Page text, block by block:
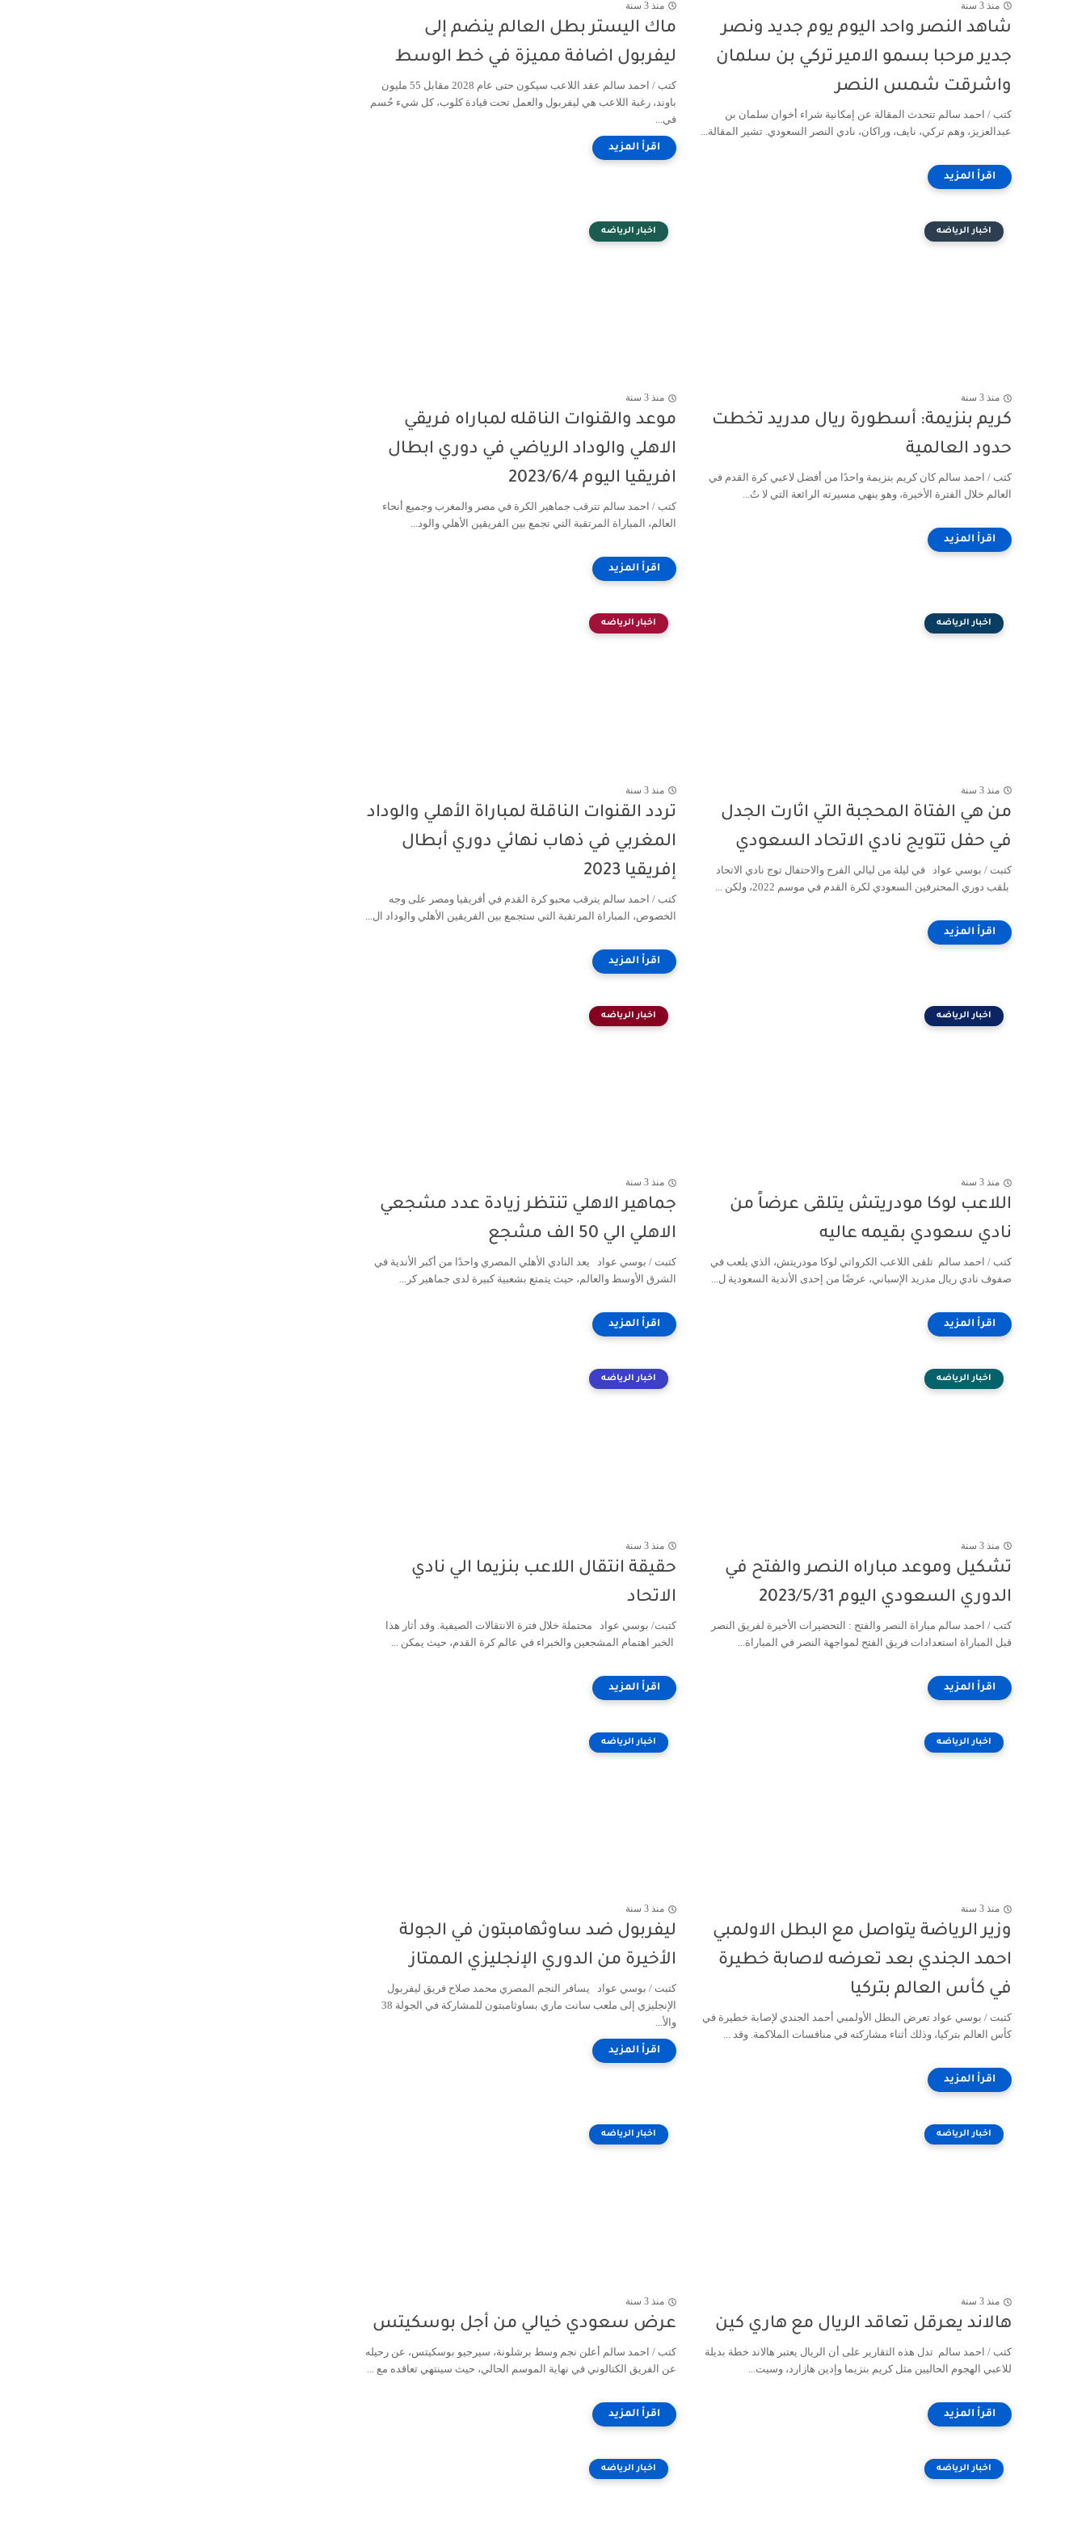
منذ 3 سنة
شاهد النصر واحد اليوم يوم جديد ونصر
جدير مرحبا بسمو الامير تركي بن سلمان
واشرقت شمس النصر
كتب / احمد سالم تتحدث المقالة عن إمكانية شراء أخوان سلمان بن
عبدالعزيز، وهم تركي، نايف، وراكان، نادي النصر السعودي. تشير المقالة...
منذ 3 سنة
ماك اليستر بطل العالم ينضم إلى
ليفربول اضافة مميزة في خط الوسط
كتب / احمد سالم عقد اللاعب سيكون حتى عام 2028 مقابل 55 مليون
باوند، رغبة اللاعب هي ليفربول والعمل تحت قيادة كلوب، كل شيء حُسم
في...
اخبار الرياضه
منذ 3 سنة
كريم بنزيمة: أسطورة ريال مدريد تخطت
حدود العالمية
كتب / احمد سالم كان كريم بنزيمة واحدًا من أفضل لاعبي كرة القدم في
العالم خلال الفترة الأخيرة، وهو ينهي مسيرته الرائعة التي لا تُ...
اخبار الرياضه
منذ 3 سنة
موعد والقنوات الناقله لمباراه فريقي
الاهلي والوداد الرياضي في دوري ابطال
افريقيا اليوم 2023/6/4
كتب / احمد سالم تترقب جماهير الكرة في مصر والمغرب وجميع أنحاء
العالم، المباراة المرتقبة التي تجمع بين الفريقين الأهلي والود...
اخبار الرياضه
منذ 3 سنة
من هي الفتاة المحجبة التي اثارت الجدل
في حفل تتويج نادي الاتحاد السعودي
كتبت / بوسي عواد في ليلة من ليالي الفرح والاحتفال توج نادي الاتحاد
بلقب دوري المحترفين السعودي لكرة القدم في موسم 2022، ولكن ...
اخبار الرياضه
منذ 3 سنة
تردد القنوات الناقلة لمباراة الأهلي والوداد
المغربي في ذهاب نهائي دوري أبطال
إفريقيا 2023
كتب / احمد سالم يترقب محبو كرة القدم في أفريقيا ومصر على وجه
الخصوص، المباراة المرتقبة التي ستجمع بين الفريقين الأهلي والوداد ال...
اخبار الرياضه
منذ 3 سنة
اللاعب لوكا مودريتش يتلقى عرضاً من
نادي سعودي بقيمه عاليه
كتب / احمد سالم تلقى اللاعب الكرواتي لوكا مودريتش، الذي يلعب في
صفوف نادي ريال مدريد الإسباني، عرضًا من إحدى الأندية السعودية ل...
اخبار الرياضه
منذ 3 سنة
جماهير الاهلي تنتظر زيادة عدد مشجعي
الاهلي الي 50 الف مشجع
كتبت / بوسي عواد يعد النادي الأهلي المصري واحدًا من أكبر الأندية في
الشرق الأوسط والعالم، حيث يتمتع بشعبية كبيرة لدى جماهير كر...
اخبار الرياضه
منذ 3 سنة
تشكيل وموعد مباراه النصر والفتح في
الدوري السعودي اليوم 2023/5/31
كتب / احمد سالم ‏مباراة النصر والفتح : التحضيرات الأخيرة لفريق النصر
قبل المباراة استعدادات فريق الفتح لمواجهة النصر في المباراة...
اخبار الرياضه
منذ 3 سنة
حقيقة انتقال اللاعب بنزيما الي نادي
الاتحاد
كتبت/ بوسي عواد محتملة خلال فترة الانتقالات الصيفية. وقد أثار هذا
الخبر اهتمام المشجعين والخبراء في عالم كرة القدم، حيث يمكن ...
اخبار الرياضه
منذ 3 سنة
وزير الرياضة يتواصل مع البطل الاولمبي
احمد الجندي بعد تعرضه لاصابة خطيرة
في كأس العالم بتركيا
كتبت / بوسي عواد تعرض البطل الأولمبي أحمد الجندي لإصابة خطيرة في
كأس العالم بتركيا، وذلك أثناء مشاركته في منافسات الملاكمة. وقد ...
اخبار الرياضه
منذ 3 سنة
ليفربول ضد ساوثهامبتون في الجولة
الأخيرة من الدوري الإنجليزي الممتاز
كتبت / بوسي عواد يسافر النجم المصري محمد صلاح فريق ليفربول
الإنجليزي إلى ملعب سانت ماري بساوثامبتون للمشاركة في الجولة 38
والأ...
اخبار الرياضه
منذ 3 سنة
هالاند يعرقل تعاقد الريال مع هاري كين
كتب / احمد سالم تدل هذه التقارير على أن الريال يعتبر هالاند خطة بديلة
للاعبي الهجوم الحاليين مثل كريم بنزيما وإدين هازارد، وسيت...
اخبار الرياضه
منذ 3 سنة
عرض سعودي خيالي من أجل بوسكيتس
كتب / احمد سالم أعلن نجم وسط برشلونة، سيرجيو بوسكيتس، عن رحيله
عن الفريق الكتالوني في نهاية الموسم الحالي، حيث سينتهي تعاقده مع ...
اخبار الرياضه اخبار الرياضه